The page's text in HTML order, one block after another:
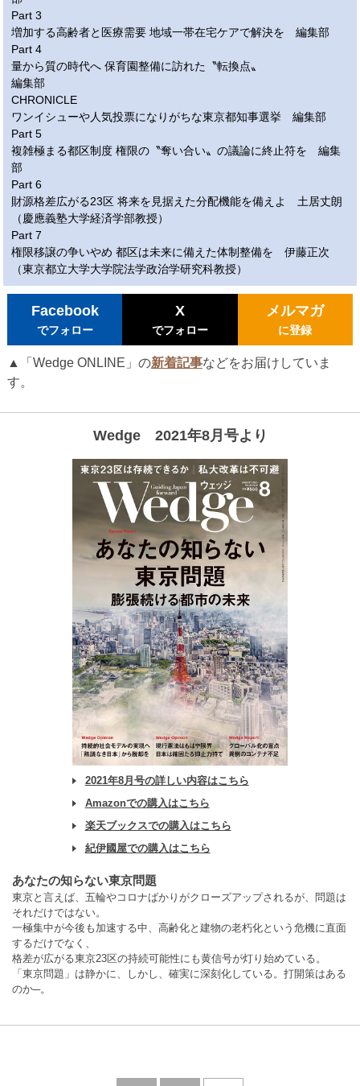
Part 3
増加する高齢者と医療需要 地域一帯在宅ケアで解決を 編集部
Part 4
量から質の時代へ 保育園整備に訪れた〝転換点〟
編集部
CHRONICLE
ワンイシューや人気投票になりがちな東京都知事選挙 編集部
Part 5
複雑極まる都区制度 権限の〝奪い合い〟の議論に終止符を 編集
部
Part 6
財源格差広がる23区 将来を見据えた分配機能を備えよ 土居丈朗
（慶應義塾大学経済学部教授）
Part 7
権限移譲の争いやめ 都区は未来に備えた体制整備を 伊藤正次
（東京都立大学大学院法学政治学研究科教授）
Facebook
でフォロー
X
でフォロー
メルマガ
に登録
▲「Wedge ONLINE」の新着記事などをお届けしていま
す。
Wedge 2021年8月号より
2021年8月号の詳しい内容はこちら
Amazonでの購入はこちら
楽天ブックスでの購入はこちら
紀伊國屋での購入はこちら
あなたの知らない東京問題
東京と言えば、五輪やコロナばかりがクローズアップされるが、問題は
それだけではない。
一極集中が今後も加速する中、高齢化と建物の老朽化という危機に直面
するだけでなく、
格差が広がる東京23区の持続可能性にも黄信号が灯り始めている。
「東京問題」は静かに、しかし、確実に深刻化している。打開策はある
のか─。